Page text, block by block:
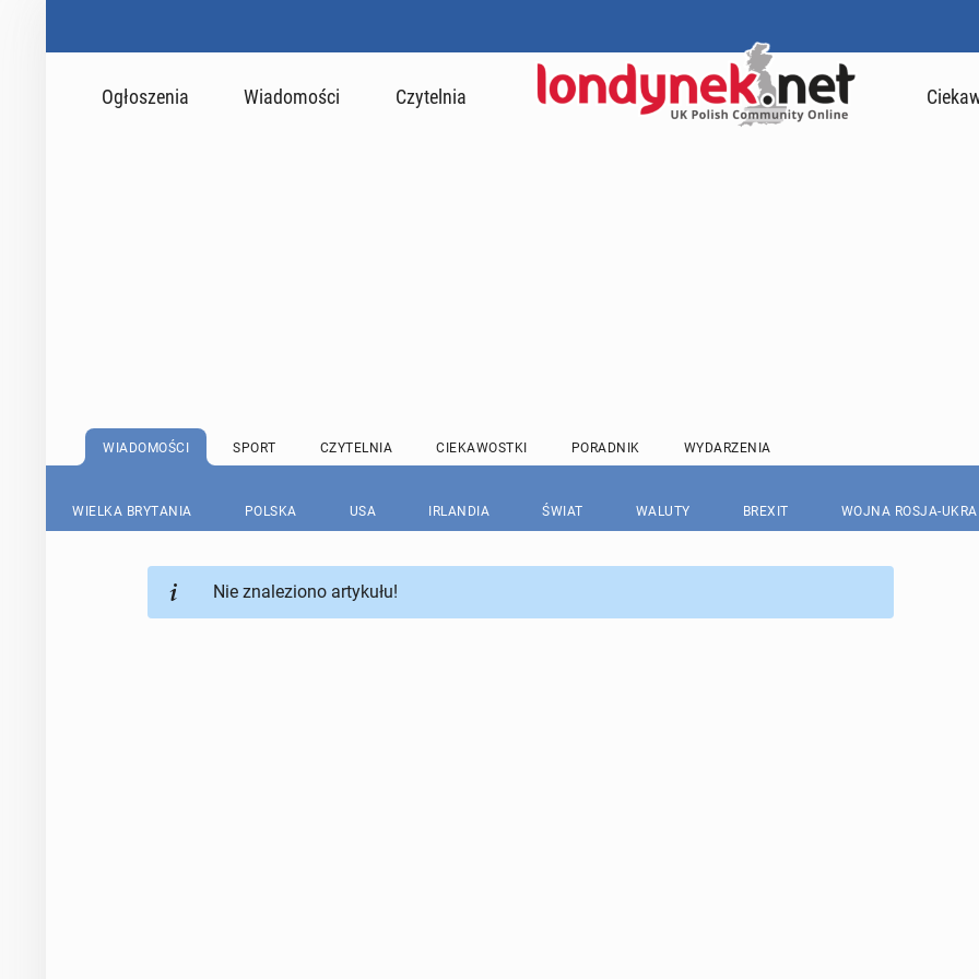
Ogłoszenia Wiadomości Czytelnia
WIADOMOŚCI SPORT CZYTELNIA CIEKAWOSTKI PORADNIK WYDARZENIA
WIELKA BRYTANIA POLSKA USA IRLANDIA ŚWIAT WALUTY BREXIT WOJNA ROSJA-
Nie znaleziono artykułu!